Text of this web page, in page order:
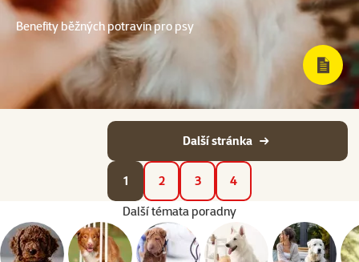
Benefity běžných potravin pro psy
1 2 3 4
Další stránka
Další témata poradny